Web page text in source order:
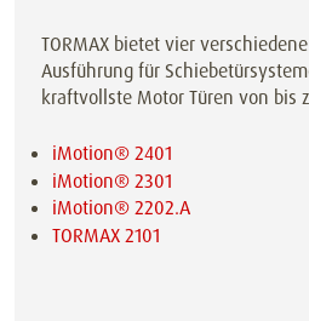
TORMAX bietet vier
Ausführung für
kraftvollste Motor Türen von bis
iMotion® 2401
iMotion® 2301
iMotion® 2202.A
TORMAX 2101